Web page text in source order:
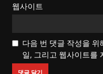
웹사이트
다음 번 댓글 작성을 위
일, 그리고 웹사이트를